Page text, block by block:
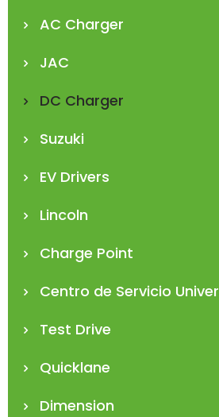
AC Charger
JAC
DC Charger
Suzuki
EV Drivers
Lincoln
Charge Point
Centro de Servicio
Test Drive
Quicklane
Dimension